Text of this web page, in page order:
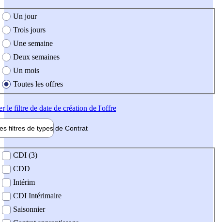
création de l'offre
Un jour
Trois jours
Une semaine
Deux semaines
Un mois
Toutes les offres
le filtre de date de création de l'offre
filtres de types de Contrat
contrat
CDI (3)
CDD
Intérim
CDI Intérimaire
Saisonnier